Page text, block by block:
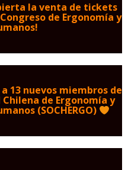
la venta de tickets
de Ergonomía y
13 nuevos miembros de
Chilena de Ergonomía y
(SOCHERGO)